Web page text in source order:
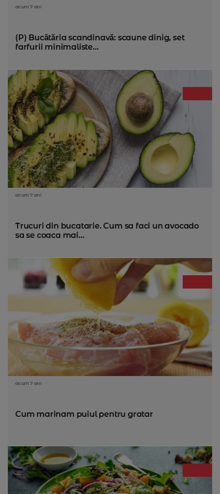
acum 7 ani
(P) Bucătăria scandinavă: scaune dinig, set
farfurii minimaliste...
acum 7 ani
Trucuri din bucatarie. Cum sa faci un avocado
sa se coaca mai...
acum 7 ani
Cum marinam puiul pentru gratar